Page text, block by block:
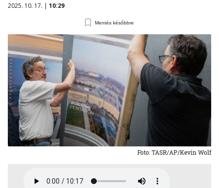
2025. 10. 17. | 10:29
Mentés későbbre
Foto: TASR/AP/Kevin Wolf